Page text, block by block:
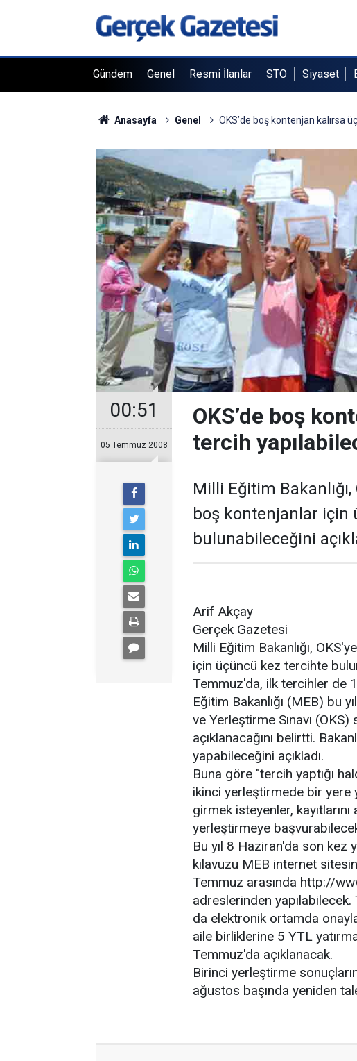
Gündem Genel Resmi İlanlar STO Siyaset
Anasayfa Genel OKS’de boş kontenjan kalırsa
00:51
05 Temmuz 2008
OKS’de boş
tercih
Milli Eğitim Bakanlığı,
boş kontenjanlar için
bulunabileceğini
Arif Akçay
Gerçek Gazetesi
Milli Eğitim Bakanlığı,
için üçüncü kez tercihte
Temmuz'da, ilk tercihler de
Eğitim Bakanlığı (MEB) bu
ve Yerleştirme Sınavı
açıklanacağını belirtti.
yapabileceğini açıkladı.
Buna göre "tercih yaptığı
ikinci yerleştirmede bir
girmek isteyenler,
yerleştirmeye
Bu yıl 8 Haziran'da son kez
kılavuzu MEB internet
Temmuz arasında http://
adreslerinden
da elektronik ortamda
aile birliklerine 5 YTL
Temmuz'da açıklanacak.
Birinci yerleştirme
ağustos başında yeniden